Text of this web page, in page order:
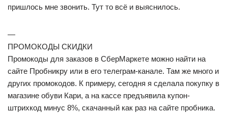
пришлось мне звонить. Тут то всё и выяснилось.
—
ПРОМОКОДЫ СКИДКИ
Промокоды для заказов в СберМаркете можно найти на
сайте Пробникру или в его телеграм-канале. Там же много и
других промокодов. К примеру, сегодня я сделала покупку в
магазине обуви Кари, а на кассе предъявила купон-
штрихкод минус 8%, скачанный как раз на сайте пробника.